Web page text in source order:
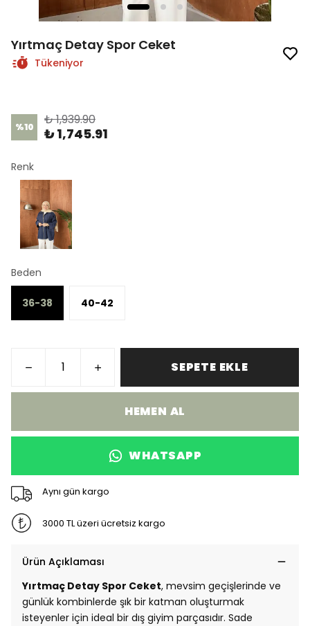
Yırtmaç Detay Spor Ceket
Tükeniyor
%10 ₺ 1,939.90
₺ 1,745.91
Renk
Beden
36-38 40-42
SEPETE EKLE
HEMEN AL
WHATSAPP
Aynı gün kargo
3000 TL üzeri ücretsiz kargo
Ürün Açıklaması
Yırtmaç Detay Spor Ceket, mevsim geçişlerinde ve
günlük kombinlerde şık bir katman oluşturmak
isteyenler için ideal bir dış giyim parçasıdır. Sade